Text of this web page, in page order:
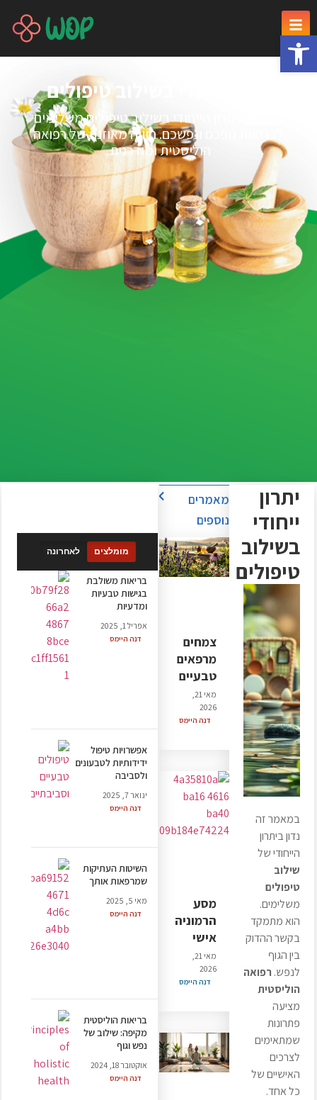
פתח סרגל נגישות
יתרון ייחודי בשילוב טיפולים
גלו את היתרון הייחודי בשילוב טיפולים משלימים
לבריאות גופכם ונפשכם. חוויה מאוזנת של רפואה
הוליסטית ומודרנית.
יתרון
ייחודי
בשילוב
טיפולים
במאמר זה
נדון ביתרון
הייחודי של
שילוב
טיפולים
משלימים.
הוא מתמקד
בקשר ההדוק
בין הגוף
לנפש.רפואה
הוליסטית
מציעה
פתרונות
שמתאימים
לצרכים
האישיים של
כל אחד.
מאמרים
נוספים
צמחים
מרפאים
טבעיים
דנה היימס
2026
מסע
הרמוניה
אישי
דנה היימס
2026
מומלצים לאחרונה
בריאות משולבת
בגישות טבעיות
ומדעיות
דנה היימס
אפריל 1, 2025
אפשרויות טיפול
ידידותיות לטבעונים
ולסביבה
דנה היימס
ינואר 7, 2025
השיטות העתיקות
שמרפאות אותך
דנה היימס
מאי 5, 2025
בריאות הוליסטית
מקיפה: שילוב של
נפש וגוף
דנה היימס
אוקטובר 18, 2024